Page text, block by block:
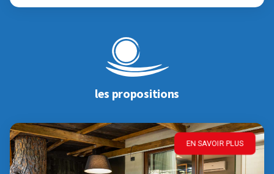
les propositions
EN SAVOIR PLUS